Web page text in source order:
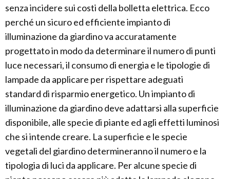
senza incidere sui costi della bolletta elettrica. Ecco
perché un sicuro ed efficiente impianto di
illuminazione da giardino va accuratamente
progettato in modo da determinare il numero di punti
luce necessari, il consumo di energia e le tipologie di
lampade da applicare per rispettare adeguati
standard di risparmio energetico. Un impianto di
illuminazione da giardino deve adattarsi alla superficie
disponibile, alle specie di piante ed agli effetti luminosi
che si intende creare. La superficie e le specie
vegetali del giardino determineranno il numero e la
tipologia di luci da applicare. Per alcune specie di